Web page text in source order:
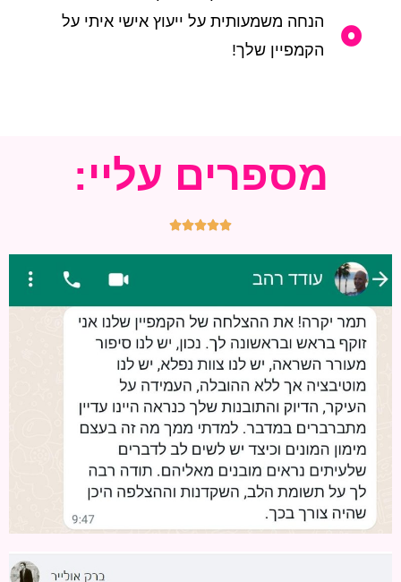
הנחה משמעותית על ייעוץ אישי איתי על
הקמפיין שלך!
מספרים עליי:




